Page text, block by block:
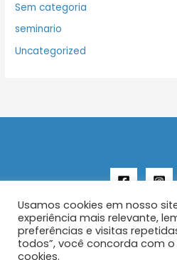
Sem categoria
seminario
Uncategorized
Copyright ©
Usamos cookies em nosso
experiência mais relevante,
preferências e visitas
todos”, você concorda com o
cookies.